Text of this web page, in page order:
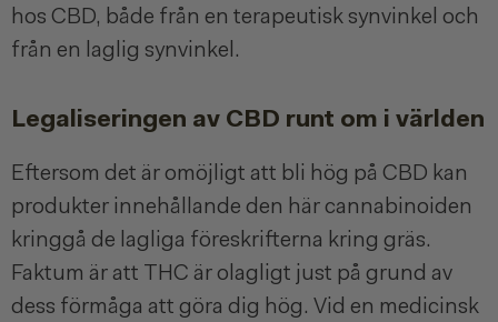
hos CBD, både från en terapeutisk synvinkel och
från en laglig synvinkel.
Legaliseringen av CBD runt om i världen
Eftersom det är omöjligt att bli hög på CBD kan
produkter innehållande den här cannabinoiden
kringgå de lagliga föreskrifterna kring gräs.
Faktum är att THC är olagligt just på grund av
dess förmåga att göra dig hög. Vid en medicinsk